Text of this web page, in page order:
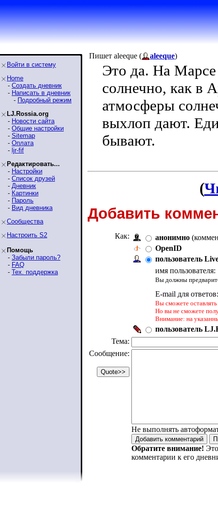
Войти в систему
Home
- Создать дневник
- Написать в дневник
- Подробный режим
LJ.Rossia.org
- Новости сайта
- Общие настройки
- Sitemap
- Оплата
- ljr-fif
Редактировать...
- Настройки
- Список друзей
- Дневник
- Картинки
- Пароль
- Вид дневника
Сообщества
Настроить S2
Помощь
- Забыли пароль?
- FAQ
- Тех. поддержка
Пишет aleeque ( aleeque)
Это да. На Марсе
солнечно, как в
атмосферы
выхлоп дают.
бывают.
(
Добавить
Как: анонимно
OpenID
пользователь
имя пользователя:
Вы должны
E-mail для
Вы сможете
Но вы не сможете
Внимание: на
пользователь
Тема:
Сообщение:
Не выполнять
Обратите внимание!
комментарии к его